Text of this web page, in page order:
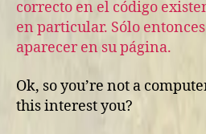
correcto en el código
en particular. Sólo
aparecer en su página.
Ok, so you’re not a
this interest you?